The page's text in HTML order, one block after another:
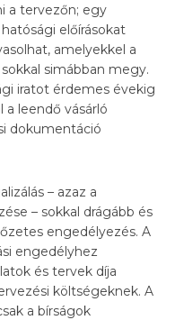
a tervezőn; egy
előírásokat
amelyekkel a
simábban megy.
iratot érdemes évekig
leendő vásárló
dokumentáció
– azaz a
– sokkal drágább és
engedélyezés. A
engedélyhez
és tervek díja
költségeknek. A
a bírságok